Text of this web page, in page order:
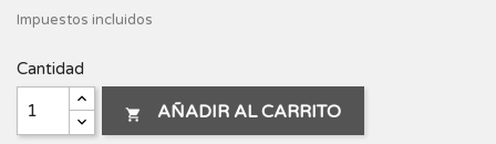
Impuestos incluidos
Cantidad
 AÑADIR AL CARRITO